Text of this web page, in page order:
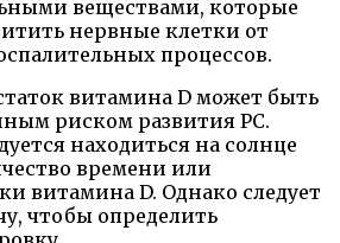
веществами, которые
нервные клетки от
процессов.
витамина D может быть
риском развития РС.
находиться на солнце
времени или
витамина D. Однако следует
чтобы определить